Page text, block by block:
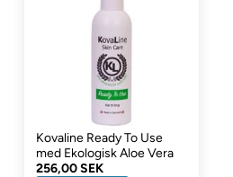
Kovaline Ready To Use
med Ekologisk Aloe Vera
256,00 SEK